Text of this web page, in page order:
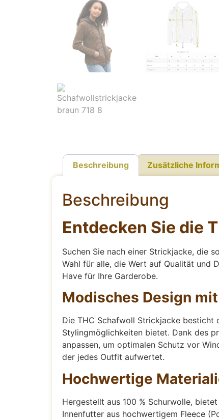
Beschreibung Zusätzliche
Beschreibung
Entdecken Sie die
Suchen Sie nach einer Strickjacke, die
Wahl für alle, die Wert auf Qualität und
Have für Ihre Garderobe.
Modisches Design
Die THC Schafwoll Strickjacke besticht
Stylingmöglichkeiten bietet. Dank des
anpassen, um optimalen Schutz vor
der jedes Outfit aufwertet.
Hochwertige
Hergestellt aus 100 % Schurwolle,
Innenfutter aus hochwertigem Fleece